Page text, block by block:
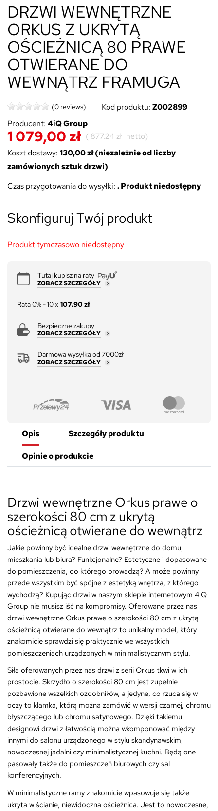
DRZWI WEWNĘTRZNE
ORKUS Z UKRYTĄ
OŚCIEŻNICĄ 80 PRAWE
OTWIERANE DO
WEWNĄTRZ FRAMUGA
(0 reviews) Kod produktu: Z002899
Producent: 4iQ Group
1 079,00 zł ( 877.24 zł netto)
Koszt dostawy: 130,00 zł (niezależnie od liczby
zamówionych sztuk drzwi)
Czas przygotowania do wysyłki: . Produkt niedostępny
Skonfiguruj Twój produkt
Produkt tymczasowo niedostępny
Tutaj kupisz na raty
ZOBACZ SZCZEGÓŁY
Rata 0% - 10 x 107.90 zł
Bezpieczne zakupy
ZOBACZ SZCZEGÓŁY
Darmowa wysyłka od 7000zł
ZOBACZ SZCZEGÓŁY
Opis Szczegóły produktu
Opinie o produkcie
Drzwi wewnętrzne Orkus prawe o
szerokości 80 cm z ukrytą
ościeżnicą otwierane do wewnątrz
Jakie powinny być idealne drzwi wewnętrzne do domu,
mieszkania lub biura? Funkcjonalne? Estetyczne i dopasowane
do pomieszczenia, do którego prowadzą? A może powinny
przede wszystkim być spójne z estetyką wnętrza, z którego
wychodzą? Kupując drzwi w naszym sklepie internetowym 4IQ
Group nie musisz iść na kompromisy. Oferowane przez nas
drzwi wewnętrzne Orkus prawe o szerokości 80 cm z ukrytą
ościeżnicą otwierane do wewnątrz to unikalny model, który
znakomicie sprawdzi się praktycznie we wszystkich
pomieszczeniach urządzonych w minimalistycznym stylu.
Siła oferowanych przez nas drzwi z serii Orkus tkwi w ich
prostocie. Skrzydło o szerokości 80 cm jest zupełnie
pozbawione wszelkich ozdobników, a jedyne, co rzuca się w
oczy to klamka, którą można zamówić w wersji czarnej, chromu
błyszczącego lub chromu satynowego. Dzięki takiemu
designowi drzwi z łatwością można wkomponować między
innymi do salonu urządzonego w stylu skandynawskim,
nowoczesnej jadalni czy minimalistycznej kuchni. Będą one
pasowały także do pomieszczeń biurowych czy sal
konferencyjnych.
W minimalistyczne ramy znakomicie wpasowuje się także
ukryta w ścianie, niewidoczna ościeżnica. Jest to nowoczesne,